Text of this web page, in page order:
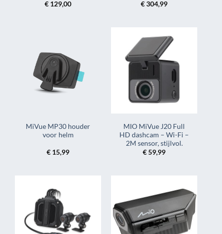
€ 129,00 €304,99
MiVue MP30 houder
voor helm
€ 15,99
MIO MiVue J20 Full
HD dashcam – Wi-Fi –
2M sensor, stijlvol.
€59,99